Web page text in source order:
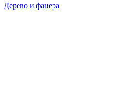
Дерево и фанера